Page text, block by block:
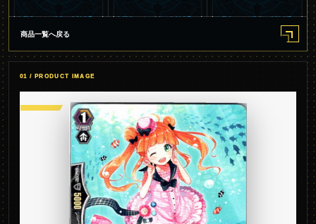
商品一覧へ戻る
01 / PRODUCT IMAGE